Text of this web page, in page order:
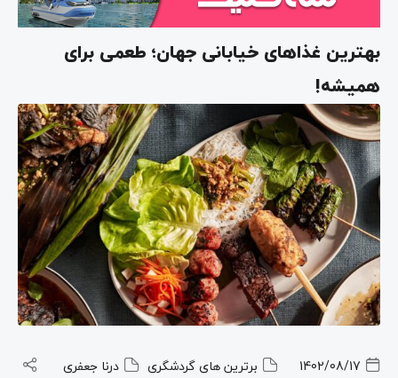
بهترین غذاهای خیابانی جهان؛ طعمی برای
همیشه!
1402/08/17 برترین های گردشگری درنا جعفری